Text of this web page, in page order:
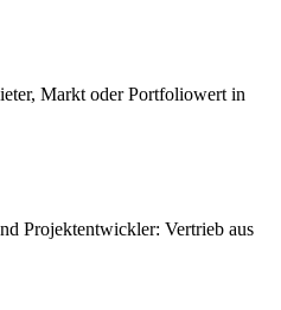
Markt oder Portfoliowert in
Projektentwickler: Vertrieb aus